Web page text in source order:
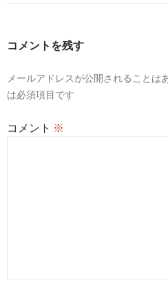
ゲ
ョ
コメントを残す
メールアドレスが公開されることは
は必須項目です
コメント ※